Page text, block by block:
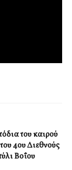
του καιρού
4ου Διεθνούς
Βοΐου